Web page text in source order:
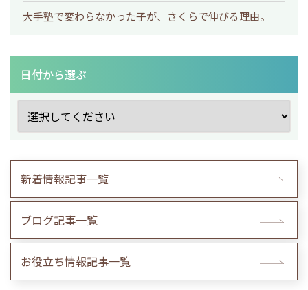
大手塾で変わらなかった子が、さくらで伸びる理由。
日付から選ぶ
新着情報記事一覧
ブログ記事一覧
お役立ち情報記事一覧